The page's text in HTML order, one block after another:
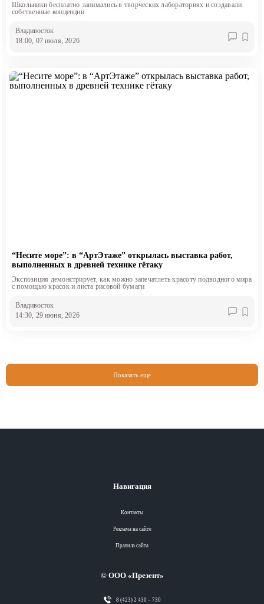
Школьники бесплатно занимались в творческих лабораториях и создавали
собственные концепции
Владивосток
18:00, 07 июля, 2026
“Несите море”: в “АртЭтаже” открылась выставка работ,
выполненных в древней технике гётаку
Экспозиция демонстрирует, как можно запечатлеть красоту подводного мира
с помощью красок и листа рисовой бумаги
Владивосток
14:30, 29 июня, 2026
Показать еще
Навигация
Контакты
Реклама на сайте
Правила сайта
© ООО «Презент»
8 (423) 2 430 – 730